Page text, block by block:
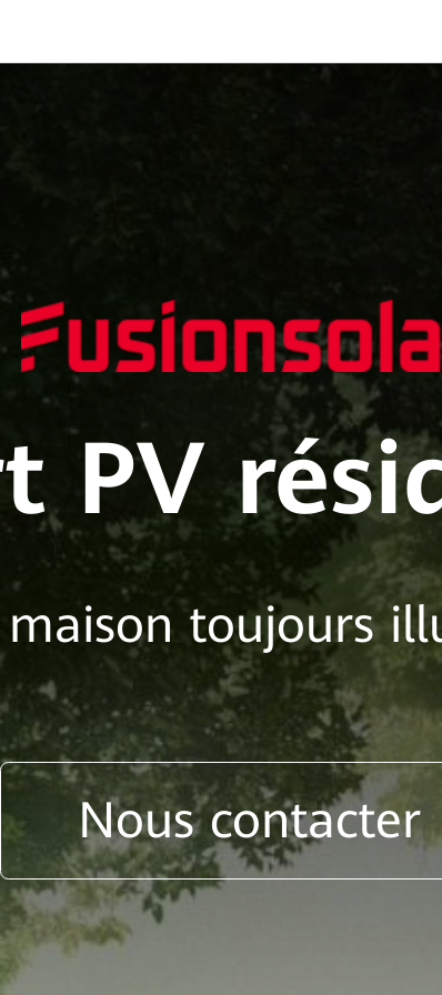
PV
toujours
Nous contacter